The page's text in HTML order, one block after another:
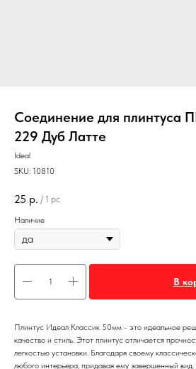
Соединение для плинтуса
229 Дуб Латте
Ideal
SKU: 10810
25 р. / 1 pc
Наличие
В
Плинтус Идеал Классик 50мм - это идеальное
качество и стиль. Этот плинтус отличается
легкостью установки. Благодаря своему
любого интерьера, придавая ему завершенный